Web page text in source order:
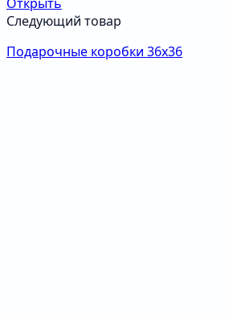
Открыть
Следующий товар
Подарочные коробки 36х36